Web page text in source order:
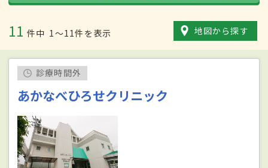
11 件中 1〜11件を表示 地図から探す
診療時間外
あかなべひろせクリニック